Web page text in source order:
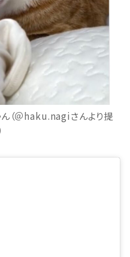
（＠haku.nagiさんより提